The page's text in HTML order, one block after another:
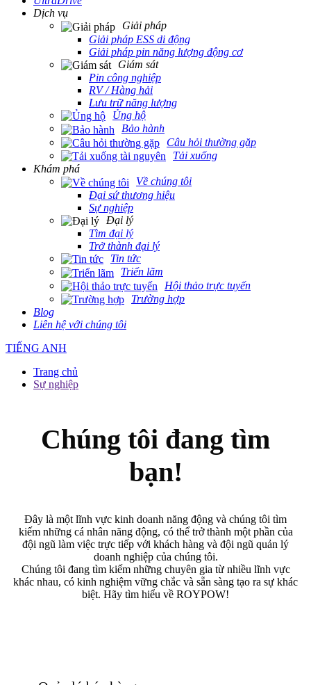
Dịch vụ
Giải pháp
Giải pháp ESS di động
Giải pháp pin năng lượng động cơ
Giám sát
Pin công nghiệp
RV / Hàng hải
Lưu trữ năng lượng
Ủng hộ
Bảo hành
Câu hỏi thường gặp
Tải xuống
Khám phá
Về chúng tôi
Đại sứ thương hiệu
Sự nghiệp
Đại lý
Tìm đại lý
Trở thành đại lý
Tin tức
Triển lãm
Hội thảo trực tuyến
Trường hợp
Blog
Liên hệ với chúng tôi
TIẾNG ANH
Trang chủ
Sự nghiệp
Chúng tôi đang tìm
bạn!
Đây là một lĩnh vực kinh doanh năng động và chúng tôi tìm
kiếm những cá nhân năng động, có thể trở thành một phần của
đội ngũ làm việc trực tiếp với khách hàng và đội ngũ quản lý
doanh nghiệp của chúng tôi.
Chúng tôi đang tìm kiếm những chuyên gia từ nhiều lĩnh vực
khác nhau, có kinh nghiệm vững chắc và sẵn sàng tạo ra sự khác
biệt. Hãy tìm hiểu về ROYPOW!